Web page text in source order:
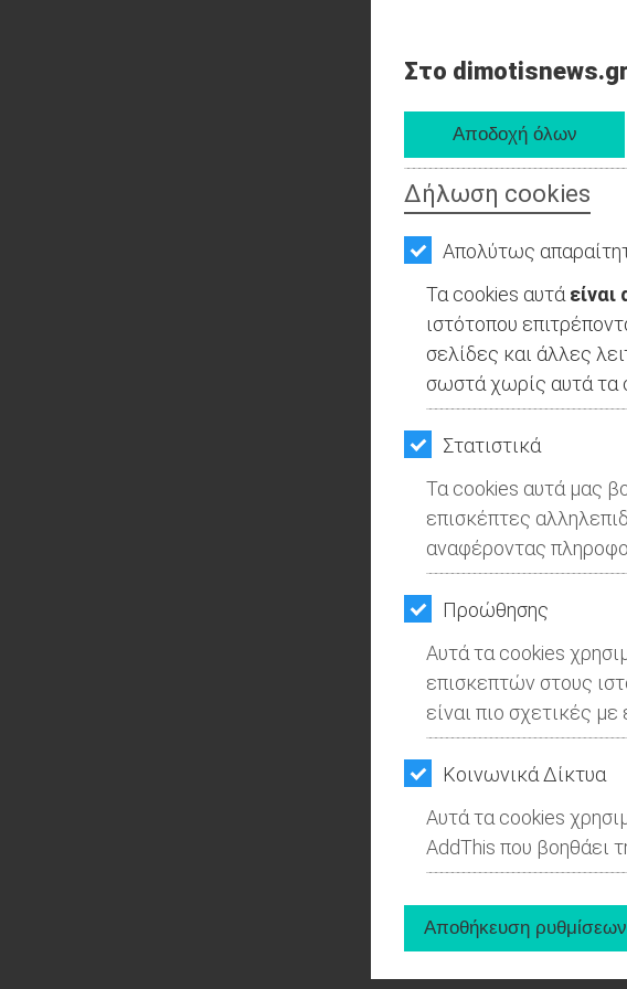
Στο
Δήλωση cookies
Απολύτως
Τα cookies αυτά
ιστότοπου
σελίδες και άλλες
σωστά χωρίς αυτά τα
Στατιστικά
Τα cookies αυτά μας
επισκέπτες
αναφέροντας
Προώθησης
Αυτά τα cookies
επισκεπτών στους
είναι πιο σχετικές με
Kοινωνικά Δίκτυα
Αυτά τα cookies
AddThis που βοηθάει